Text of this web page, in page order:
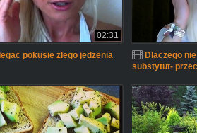
02:31
pokusie zlego jedzenia
Dlaczego
substytut-